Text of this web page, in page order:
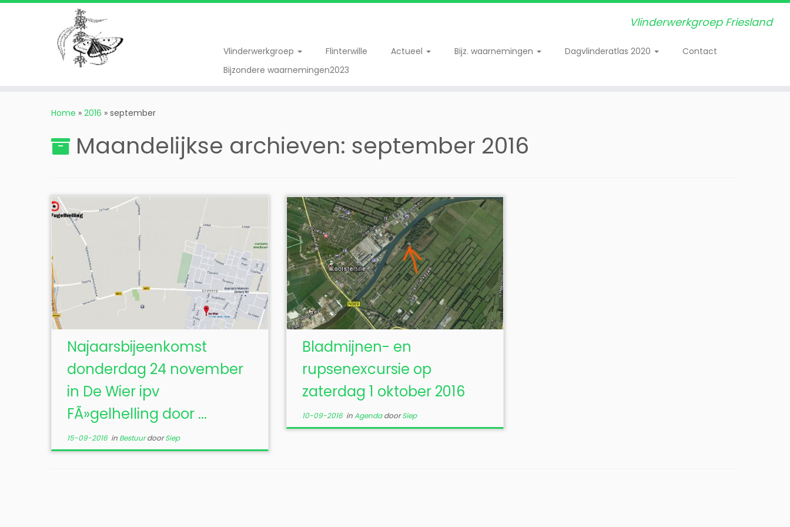
Vlinderwerkgroep Friesland
Vlinderwerkgroep Flinterwille Actueel Bijz. waarnemingen Dagvlinderatlas 2020
Contact
Bijzondere waarnemingen2023
Home » 2016 » september
Maandelijkse archieven: september 2016
Najaarsbijeenkomst
donderdag 24 november
in De Wier ipv
FÃ»gelhelling door ...
15-09-2016in BestuurdoorSiep
Bladmijnen- en
rupsenexcursie op
zaterdag 1 oktober 2016
10-09-2016inAgendadoorSiep